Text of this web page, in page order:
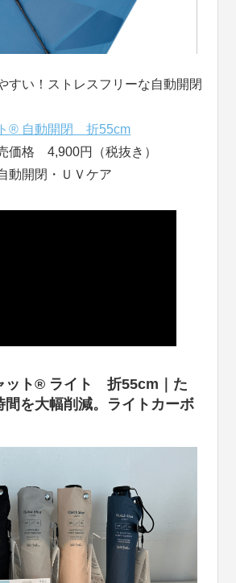
すい！ストレスフリーな自動開閉
® 自動開閉 折55cm
価格 4,900円（税抜き）
動開閉・ＵＶケア
ット® ライト 折55cm｜た
間を大幅削減。ライトカーボ